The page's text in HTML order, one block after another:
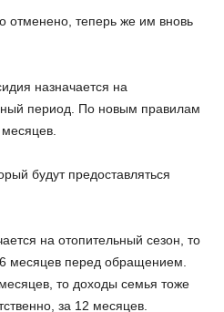
отменено, теперь же им вновь
назначается на
период. По новым правилам
будут предоставляться
на отопительный сезон, то
месяцев перед обращением.
то доходы семья тоже
за 12 месяцев.